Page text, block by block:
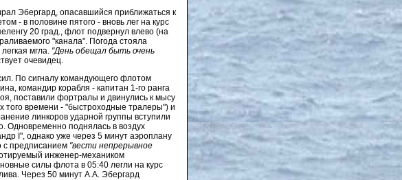
Эбергард, опасавшийся приближаться к
- в половине пятого - вновь лег на курс
20 град., флот подвернул влево (на
"канала". Погода стояла
мгла. "День обещал быть очень
очевидец.
По сигналу командующего флотом
командир корабля - капитан 1-го ранга
поставили фортралы и двинулись к мысу
того времени - "быстроходные тралеры") и
линкоров ударной группы вступили
Одновременно поднялась в воздух
I", однако уже через 5 минут аэроплану
с предписанием "вести непрерывное
инженер-механиком
силы флота в 05:40 легли на курс
Через 50 минут А.А. Эбергард